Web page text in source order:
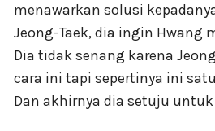
menawarkan solusi
Jeong-Taek, dia ingin Hwang
Dia tidak senang karena
cara ini tapi sepertinya ini
Dan akhirnya dia setuju